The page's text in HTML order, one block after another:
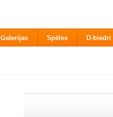
Galerijas Spēles D-biedri